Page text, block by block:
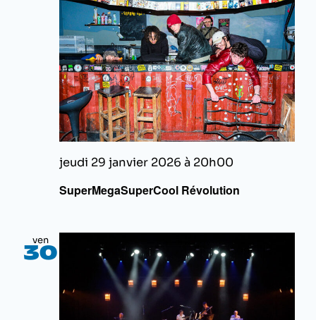
SuperMegaSuperCool Révolution
jeudi 29 janvier 2026 à 20h00
ven
30